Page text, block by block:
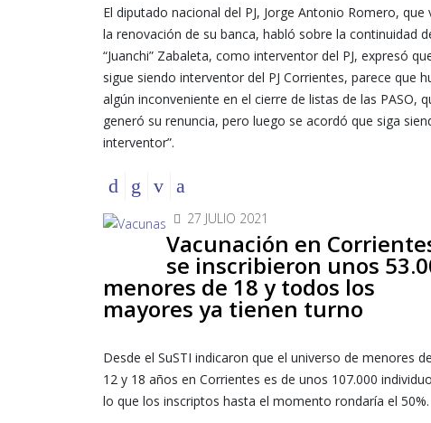
El diputado nacional del PJ, Jorge Antonio Romero, que
la renovación de su banca, habló sobre la continuidad
“Juanchi” Zabaleta, como interventor del PJ, expresó
sigue siendo interventor del PJ Corrientes, parece que
algún inconveniente en el cierre de listas de las PASO,
generó su renuncia, pero luego se acordó que siga
interventor”.
27 JULIO 2021
Vacunación en
se inscribieron unos
menores de 18 y todos los
mayores ya tienen turno
Desde el SuSTI indicaron que el universo de menores
12 y 18 años en Corrientes es de unos 107.000
lo que los inscriptos hasta el momento rondaría el 50%.